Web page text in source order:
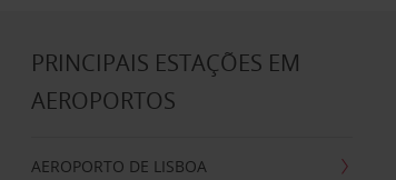
PRINCIPAIS ESTAÇÕES EM
AEROPORTOS
AEROPORTO DE LISBOA